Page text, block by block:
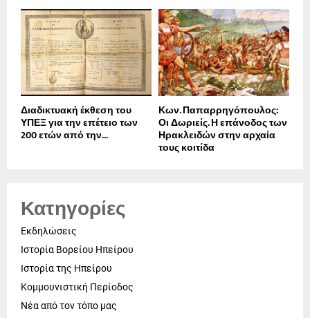
Διαδικτυακή έκθεση του
ΥΠΕΞ για την επέτειο των
200 ετών από την...
Κων. Παπαρρηγόπουλος:
Οι Δωριείς. Η επάνοδος των
Ηρακλειδών στην αρχαία
τους κοιτίδα
Κατηγορίες
Εκδηλώσεις
Ιστορία Βορείου Ηπείρου
Ιστορία της Ηπείρου
Κομμουνιστική Περίοδος
Νέα από τον τόπο μας